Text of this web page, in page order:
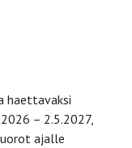
haettavaksi
– 2.5.2027,
ajalle